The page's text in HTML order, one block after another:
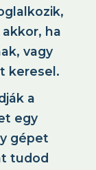
ha
vagy
keresel.
a
egy
gépet
tudod